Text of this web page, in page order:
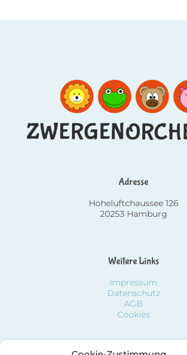
Adresse
Hoheluftchaussee 126
20253 Hamburg
Weitere Links
Impressum
Datenschutz
AGB
Cookies